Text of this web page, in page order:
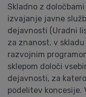
Skladno z
izvajanje javne
dejavnosti (Uradni
za znanost, v
razvojnim
sklepom določi
dejavnosti, za
podelitev koncesije.